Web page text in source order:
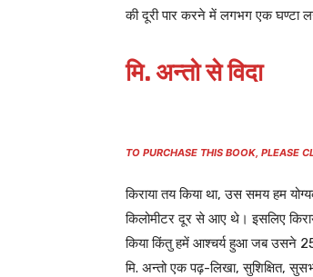
की दूरी पार करने में लगभग एक घण्टा
मि. अन्तो से विदा
TO PURCHASE THIS BOOK, PLEASE
किराया तय किया था, उस समय हम
किलोमीटर दूर से आए थे। इसलिए
किया किंतु हमें आश्चर्य हुआ जब उसने 25
मि. अन्तो एक पढ़-लिखा, सुशिक्षित,